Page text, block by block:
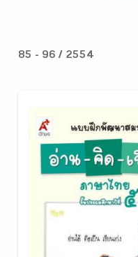
85 - 96 / 2554